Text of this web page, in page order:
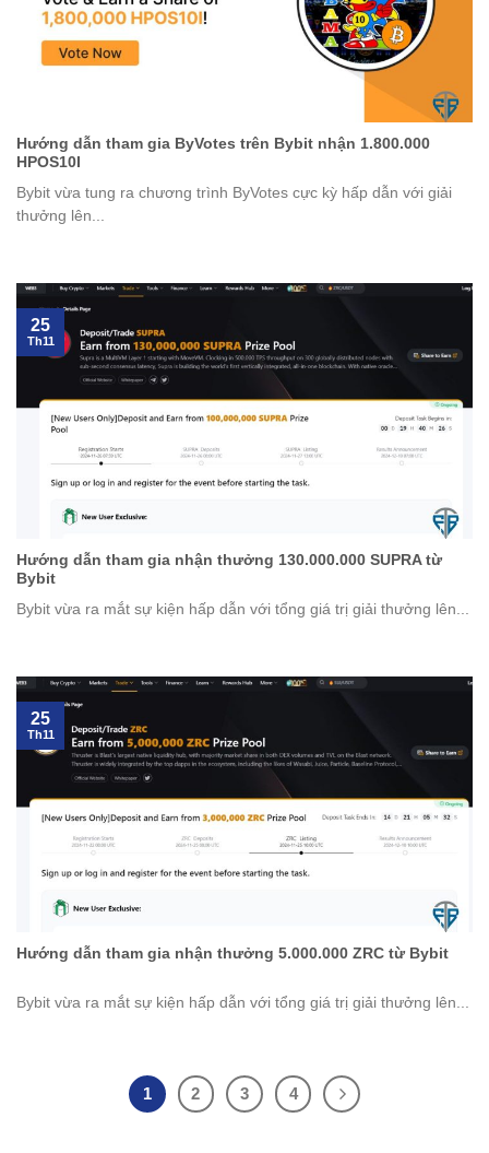
Hướng dẫn tham gia ByVotes trên Bybit nhận 1.800.000
HPOS10I
Bybit vừa tung ra chương trình ByVotes cực kỳ hấp dẫn với giải
thưởng lên...
Hướng dẫn tham gia nhận thưởng 130.000.000 SUPRA từ
Bybit
Bybit vừa ra mắt sự kiện hấp dẫn với tổng giá trị giải thưởng lên...
25
Th11
Hướng dẫn tham gia nhận thưởng 5.000.000 ZRC từ Bybit
Bybit vừa ra mắt sự kiện hấp dẫn với tổng giá trị giải thưởng lên...
25
Th11
1 2 3 4